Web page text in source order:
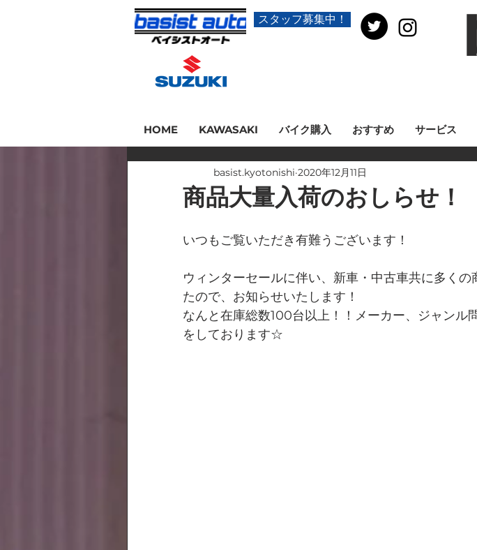
スタッフ募集中！
HOME KAWASAKI バイク購入 おすすめ サービス
商品大量入荷のおしらせ！
basist.kyotonishi 2020年12月11日
いつもご覧いただき有難うございます！
ウィンターセールに伴い、新車・中古車共に多くの
たので、お知らせいたします！
なんと在庫総数100台以上！！メーカー、ジャンル
をしております☆